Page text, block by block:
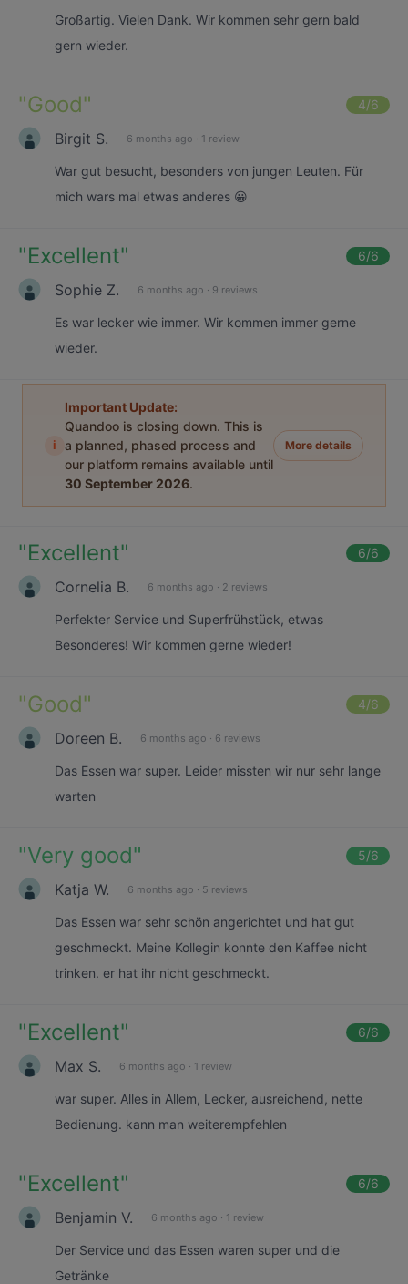
Großartig. Vielen Dank. Wir kommen sehr gern bald
gern wieder.
"Good" 4/6
Birgit S. 6 months ago · 1 review
War gut besucht, besonders von jungen Leuten. Für
mich wars mal etwas anderes 😀
"Excellent" 6/6
Sophie Z. 6 months ago · 9 reviews
Es war lecker wie immer. Wir kommen immer gerne
wieder.
i
Important Update:
Quandoo is closing down. This is
a planned, phased process and
our platform remains available until
30 September 2026.
More details
"Excellent" 6/6
Cornelia B. 6 months ago · 2 reviews
Perfekter Service und Superfrühstück, etwas
Besonderes! Wir kommen gerne wieder!
"Good" 4/6
Doreen B. 6 months ago · 6 reviews
Das Essen war super. Leider missten wir nur sehr lange
warten
"Very good" 5/6
Katja W. 6 months ago · 5 reviews
Das Essen war sehr schön angerichtet und hat gut
geschmeckt. Meine Kollegin konnte den Kaffee nicht
trinken. er hat ihr nicht geschmeckt.
"Excellent" 6/6
Max S. 6 months ago · 1 review
war super. Alles in Allem, Lecker, ausreichend, nette
Bedienung. kann man weiterempfehlen
"Excellent" 6/6
Benjamin V. 6 months ago · 1 review
Der Service und das Essen waren super und die
Getränke